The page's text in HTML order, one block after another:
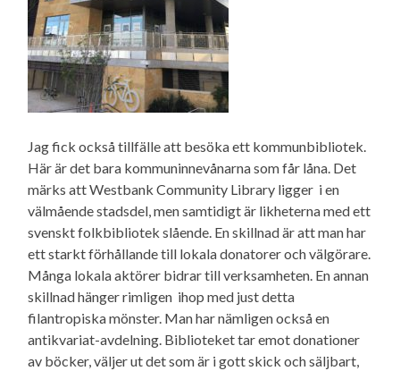
Jag fick också tillfälle att besöka ett kommunbibliotek.
Här är det bara kommuninnevånarna som får låna. Det
märks att Westbank Community Library ligger i en
välmående stadsdel, men samtidigt är likheterna med ett
svenskt folkbibliotek slående. En skillnad är att man har
ett starkt förhållande till lokala donatorer och välgörare.
Många lokala aktörer bidrar till verksamheten. En annan
skillnad hänger rimligen ihop med just detta
filantropiska mönster. Man har nämligen också en
antikvariat-avdelning. Biblioteket tar emot donationer
av böcker, väljer ut det som är i gott skick och säljbart,